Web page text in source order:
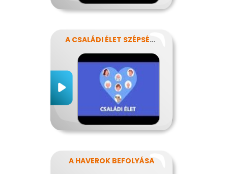
A CSALÁDI ÉLET SZÉPSÉGEI ÉS NEHÉZSÉGEI
A HAVEROK BEFOLYÁSA